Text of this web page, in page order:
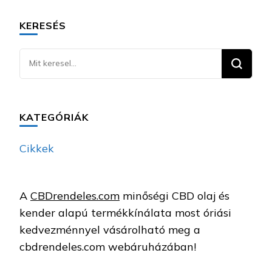
KERESÉS
Keresel
valamit?
KATEGÓRIÁK
Cikkek
A CBDrendeles.com minőségi CBD olaj és
kender alapú termékkínálata most óriási
kedvezménnyel vásárolható meg a
cbdrendeles.com webáruházában!